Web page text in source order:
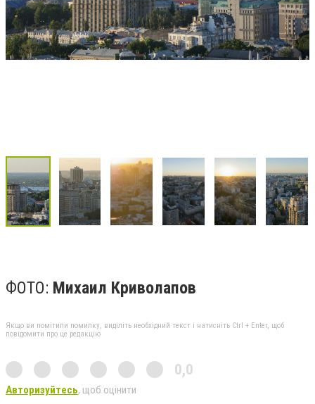
ФОТО: Михаил Криволапов
Якщо ви помітили помилку, виділіть необхідний текст і натисніть Ctrl + Enter, щоб
повідомити про це редакцію
0,0
Авторизуйтесь, щоб оцінити